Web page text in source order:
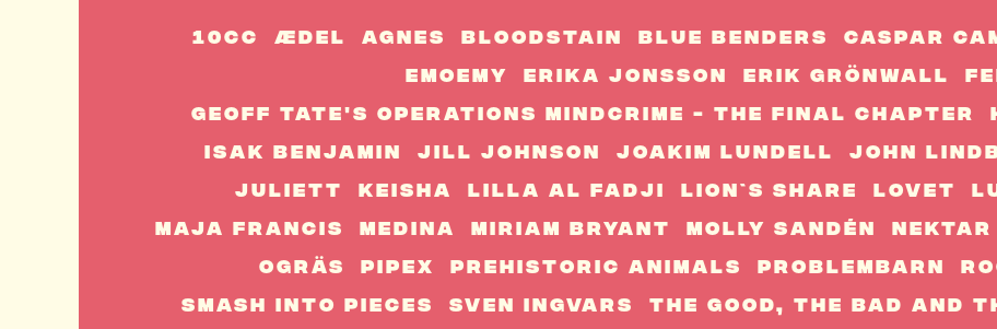
10cc ÆDEL Agnes Bloodstain Blue Benders Caspar
EmoEmy
Erika Jonsson Erik Grönwall
Geoff Tate's Operations Mindcrime - The Final Chapter
Isak Benjamin
Jill Johnson Joakim Lundell John
Juliett
Keisha Lilla Al Fadji Lion`s Share Lovet
Maja Francis
Medina Miriam Bryant Molly Sandén Nektar
Ogräs
Pipex PreHistoric Animals Problembarn
Smash Into Pieces
Sven Ingvars The Good, The Bad And